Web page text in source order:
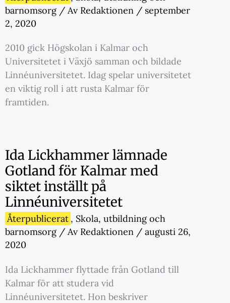
barnomsorg/ Av Redaktionen / september
2, 2020
2010 gick Högskolan i Kalmar och
Universitetet i Växjö samman och bildade
Linnéuniversitetet. Idag spelar universitetet
en viktig roll i att rusta Kalmar för
framtiden.
Ida Lickhammer lämnade
Gotland för Kalmar med
siktet inställt på
Linnéuniversitetet
Återpublicerat , Skola, utbildning och
barnomsorg/ Av Redaktionen / augusti 26,
2020
Ida Lickhammer flyttade från Gotland till
Kalmar för att studera vid
Linnéuniversitetet. Hon beskriver